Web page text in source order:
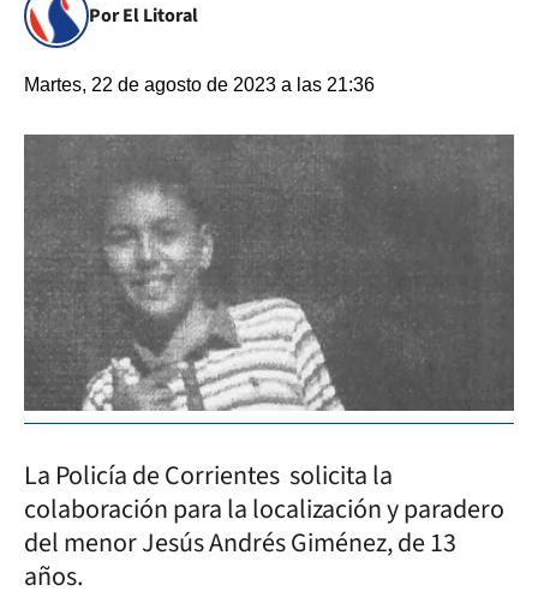
Por El Litoral
Martes, 22 de agosto de 2023 a las 21:36
La Policía de Corrientes solicita la
colaboración para la localización y paradero
del menor Jesús Andrés Giménez, de 13
años.